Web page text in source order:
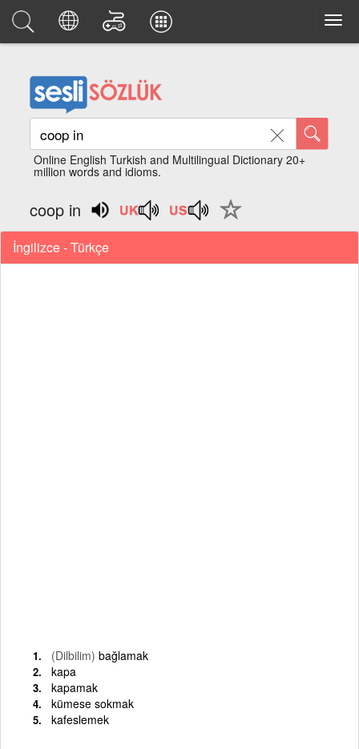
Online English Turkish and Multilingual Dictionary 20+
million words and idioms.
coop in
İngilizce - Türkçe
(Dilbilim) bağlamak
kapa
kapamak
kümese sokmak
kafeslemek